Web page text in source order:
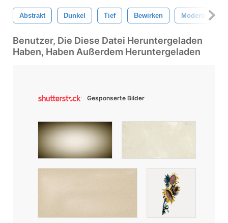
Abstrakt Dunkel Tief Bewirken Modern
Benutzer, Die Diese Datei Heruntergeladen
Haben, Haben Außerdem Heruntergeladen
Gesponserte Bilder